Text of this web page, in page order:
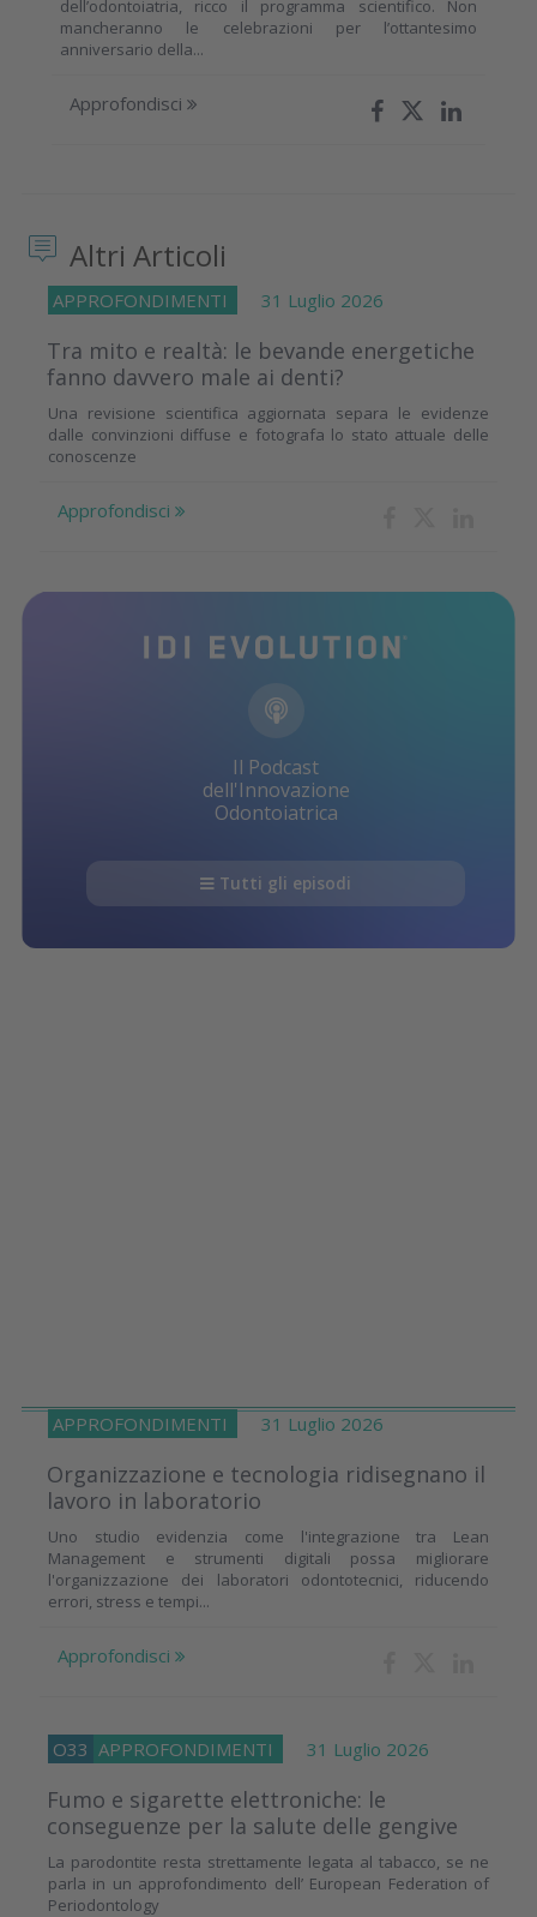
dell’odontoiatria, ricco il programma scientifico. Non
mancheranno le celebrazioni per l’ottantesimo
anniversario della...
Approfondisci
Altri Articoli
APPROFONDIMENTI 31 Luglio 2026
Tra mito e realtà: le bevande energetiche
fanno davvero male ai denti?
Una revisione scientifica aggiornata separa le evidenze
dalle convinzioni diffuse e fotografa lo stato attuale delle
conoscenze
Approfondisci
Il Podcast
dell'Innovazione
Odontoiatrica
Tutti gli episodi
APPROFONDIMENTI 31 Luglio 2026
Organizzazione e tecnologia ridisegnano il
lavoro in laboratorio
Uno studio evidenzia come l'integrazione tra Lean
Management e strumenti digitali possa migliorare
l'organizzazione dei laboratori odontotecnici, riducendo
errori, stress e tempi...
Approfondisci
O33 APPROFONDIMENTI 31 Luglio 2026
Fumo e sigarette elettroniche: le
conseguenze per la salute delle gengive
La parodontite resta strettamente legata al tabacco, se ne
parla in un approfondimento dell’ European Federation of
Periodontology